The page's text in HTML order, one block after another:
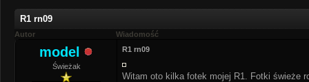
R1 rn09
Autor Wiadomość
model
Świeżak
R1 rn09
Witam oto kilka fotek mojej R1. Fotki świeże